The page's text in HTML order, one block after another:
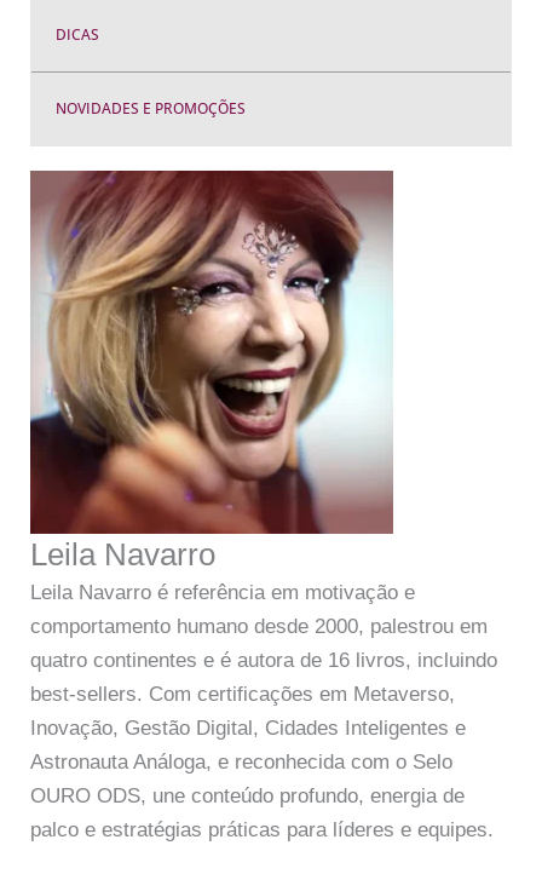
DICAS
NOVIDADES E PROMOÇÕES
Leila Navarro
Leila Navarro é referência em motivação e
comportamento humano desde 2000, palestrou em
quatro continentes e é autora de 16 livros, incluindo
best-sellers. Com certificações em Metaverso,
Inovação, Gestão Digital, Cidades Inteligentes e
Astronauta Análoga, e reconhecida com o Selo
OURO ODS, une conteúdo profundo, energia de
palco e estratégias práticas para líderes e equipes.